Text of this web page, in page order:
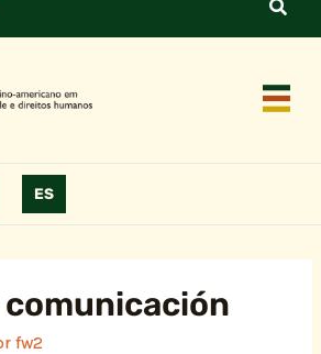
ES
comunicación
fw2